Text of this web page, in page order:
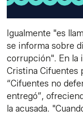
Igualmente "es
se informa sobre
corrupción". En la
Cristina Cifuentes
“Cifuentes no
entregó”,
la acusada.